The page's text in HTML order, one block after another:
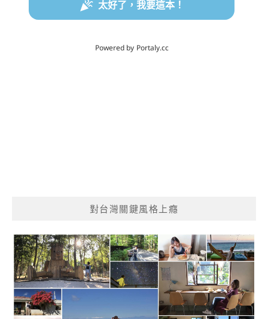
對台灣關鍵風格上癮